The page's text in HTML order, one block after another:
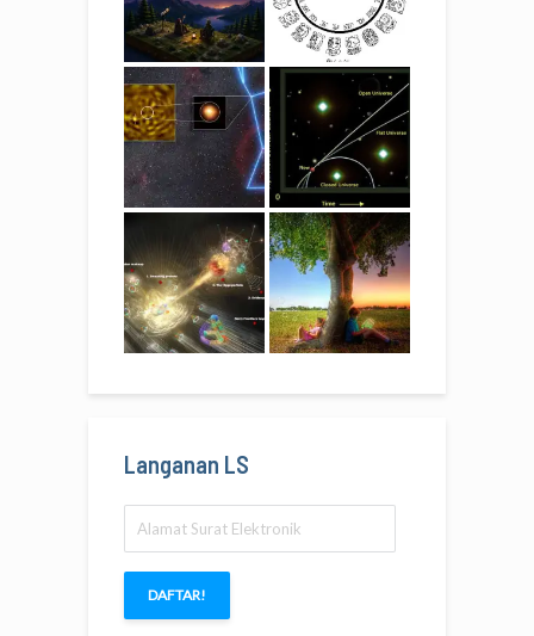
Langanan LS
Surat
Elektronik
DAFTAR!